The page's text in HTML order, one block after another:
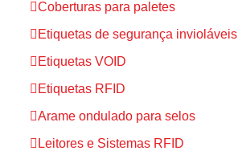
Coberturas para paletes
Etiquetas de segurança invioláveis
Etiquetas VOID
Etiquetas RFID
Arame ondulado para selos
Leitores e Sistemas RFID